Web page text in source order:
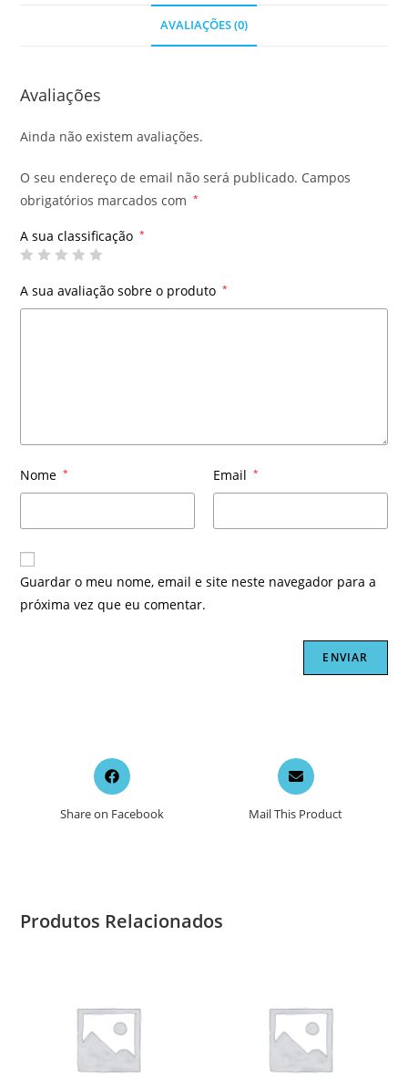
AVALIAÇÕES (0)
Avaliações
Ainda não existem avaliações.
O seu endereço de email não será publicado. Campos
obrigatórios marcados com
*
A sua classificação *
A sua avaliação sobre o produto *
Nome * Email *
Guardar o meu nome, email e site neste navegador para a
próxima vez que eu comentar.
Opens
in
new
Share on Facebook
Opens
in
a
new
Mail This Product
Produtos Relacionados